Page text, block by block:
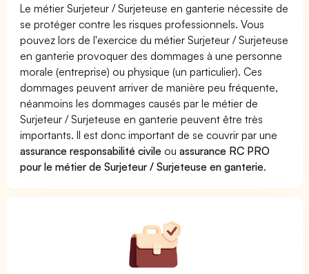
Le métier Surjeteur / Surjeteuse en ganterie nécessite de
se protéger contre les risques professionnels. Vous
pouvez lors de l'exercice du métier Surjeteur / Surjeteuse
en ganterie provoquer des dommages à une personne
morale (entreprise) ou physique (un particulier). Ces
dommages peuvent arriver de manière peu fréquente,
néanmoins les dommages causés par le métier de
Surjeteur / Surjeteuse en ganterie peuvent être très
importants. Il est donc important de se couvrir par une
assurance responsabilité civile ouassurance RC PRO
pour le métier de Surjeteur / Surjeteuse en ganterie.